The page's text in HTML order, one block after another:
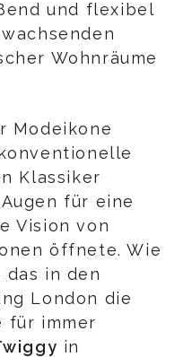
und flexibel
Wohnräume
Modeikone
Klassiker
für eine
Vision von
öffnete. Wie
das in den
London die
für immer
in